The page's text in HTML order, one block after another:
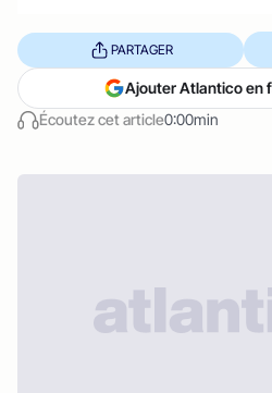
Écoutez cet article0:00min
PARTAGER
Ajouter Atlantico en